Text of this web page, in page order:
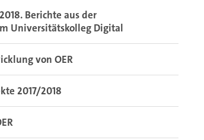
Berichte aus der
Universitätskolleg Digital
von OER
2017/2018